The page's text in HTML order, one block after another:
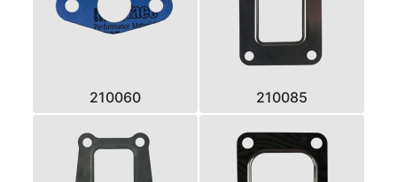
210060 210085